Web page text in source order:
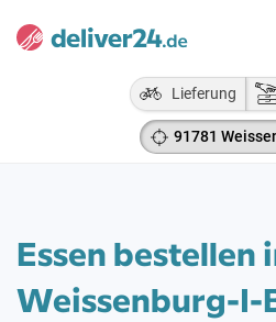
Lieferung
91781
Essen bestellen
Weissenburg-I-